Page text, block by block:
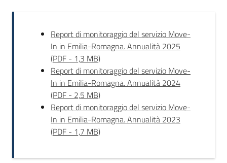
Report di monitoraggio del servizio Move-
In in Emilia-Romagna. Annualità 2025
(PDF - 1,3 MB)
Report di monitoraggio del servizio Move-
In in Emilia-Romagna. Annualità 2024
(PDF - 2,5 MB)
Report di monitoraggio del servizio Move-
In in Emilia-Romagna. Annualità 2023
(PDF - 1,7 MB)